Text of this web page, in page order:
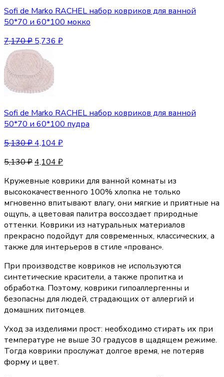
Sofi de Marko RACHEL набор ковриков для ванной
50*70 и 60*100 мокко
7,170₽ 5,736 ₽
Sofi de Marko RACHEL набор ковриков для ванной
50*70 и 60*100 пудра
5,130₽4,104 ₽
5,130₽4,104 ₽
Кружевные коврики для ванной комнаты из
высококачественного 100% хлопка не только
мгновенно впитывают влагу, они мягкие и приятные на
ощупь, а цветовая палитра воссоздает природные
оттенки. Коврики из натуральных материалов
прекрасно подойдут для современных, классических, а
также для интерьеров в стиле «прованс».
При производстве ковриков не используются
синтетические красители, а также пропитка и
обработка. Поэтому, коврики гипоаллергенны и
безопасны для людей, страдающих от аллергий и
домашних питомцев.
Уход за изделиями прост: необходимо стирать их при
температуре не выше 30 градусов в щадящем режиме.
Тогда коврики прослужат долгое время, не потеряв
форму и цвет.